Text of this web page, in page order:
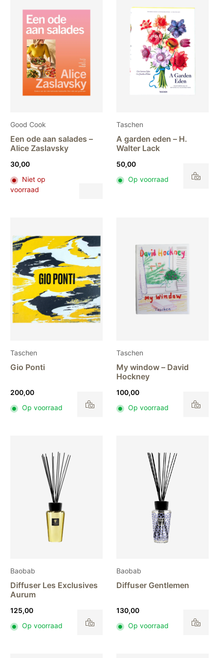
Good Cook
Een ode aan salades –
Alice Zaslavsky
30,00
Niet op
voorraad
productpagina
Taschen
A garden eden – H.
Walter Lack
50,00
Op voorraad
Taschen
Gio Ponti
200,00
Op voorraad
Taschen
My window – David
Hockney
100,00
Op voorraad
Baobab
Diffuser Les Exclusives
Aurum
125,00
Op voorraad
Baobab
Diffuser Gentlemen
130,00
Op voorraad